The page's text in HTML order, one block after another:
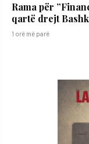
Rama për
qartë drejt
1 orë më parë